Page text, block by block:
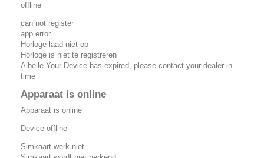
offline
can not register
app error
Horloge laad niet op
Horloge is niet te registreren
Aibeile Your Device has expired, please contact your dealer in
time
Apparaat is online
Apparaat is online
Device offline
Simkaart werk niet